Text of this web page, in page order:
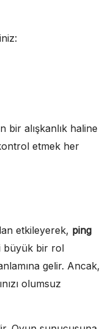
bir alışkanlık haline
etmek her
etkileyerek, ping
büyük bir rol
gelir. Ancak,
olumsuz